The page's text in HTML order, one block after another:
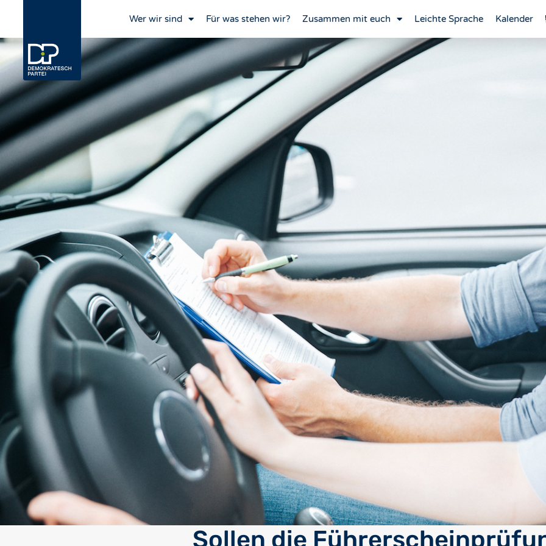
Wer wir sind Für was stehen wir? Zusammen mit euch Leichte Sprache Kalender
Sollen die